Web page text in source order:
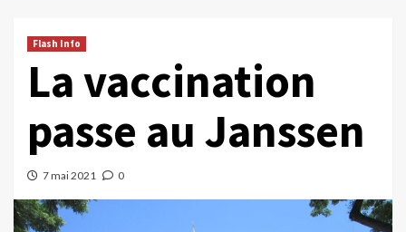
Flash Info
La vaccination
passe au Janssen
7 mai 2021 0